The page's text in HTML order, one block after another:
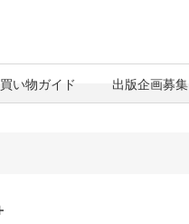
い物ガイド 出版企画募集